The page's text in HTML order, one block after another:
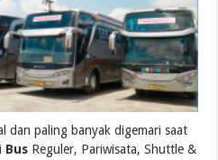
dan paling banyak digemari saat
Bus Reguler, Pariwisata, Shuttle &